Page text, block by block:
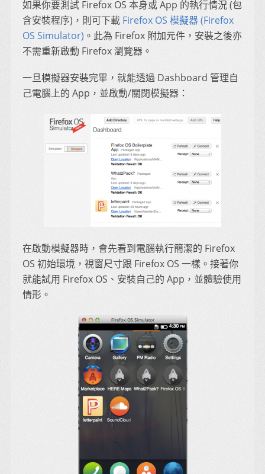
如果你要測試 Firefox OS 本身或 App 的執行情況 (包
含安裝程序)，則可下載 Firefox OS 模擬器 (Firefox
OS Simulator) 。此為 Firefox 附加元件，安裝之後亦
不需重新啟動 Firefox 瀏覽器。
一旦模擬器安裝完畢，就能透過 Dashboard 管理自
己電腦上的 App，並啟動/關閉模擬器：
在啟動模擬器時，會先看到電腦執行簡潔的 Firefox
OS 初始環境，視窗尺寸跟 Firefox OS 一樣。接著你
就能試用 Firefox OS、安裝自己的 App，並體驗使用
情形。